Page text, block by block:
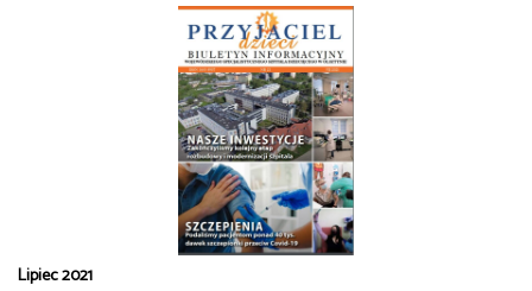
Lipiec 2021